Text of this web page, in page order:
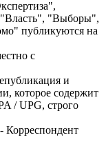
"Выборы",
публикуются на
с
и
которое содержит
/ UPG, строго
Корреспондент